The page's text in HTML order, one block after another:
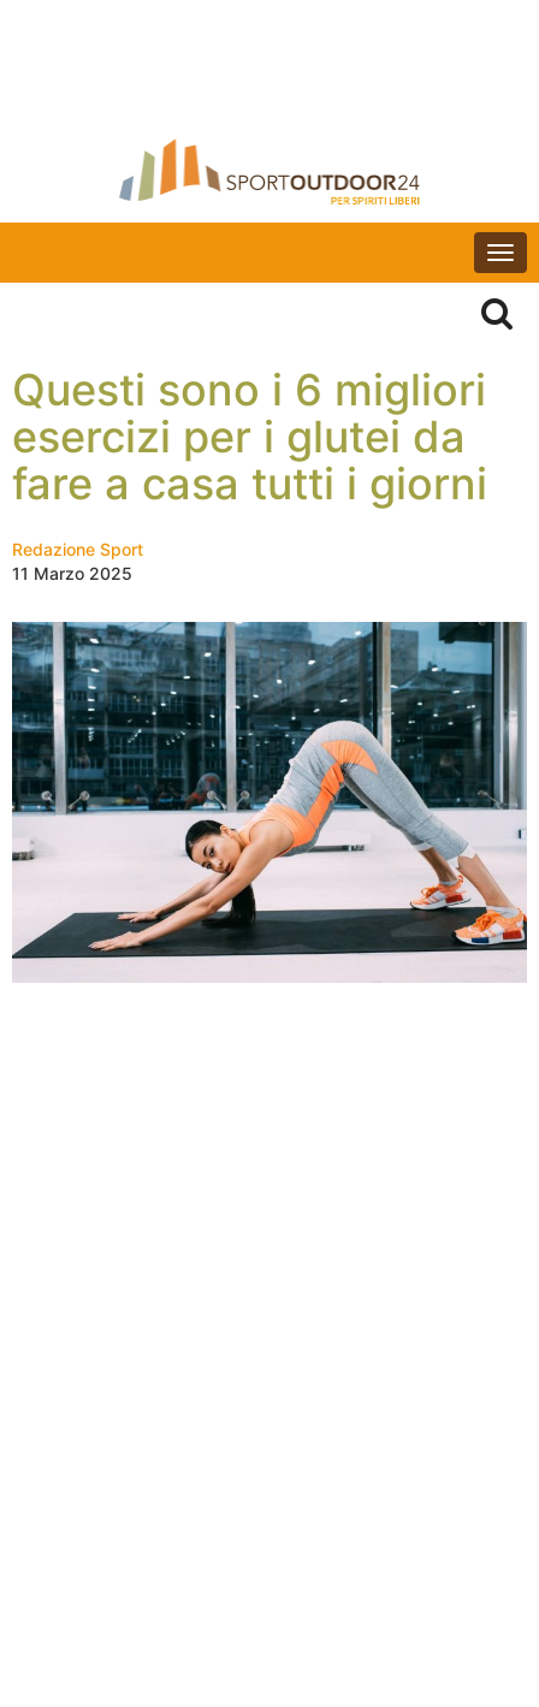
Questi sono i 6 migliori
esercizi per i glutei da
fare a casa tutti i giorni
Redazione Sport
11 Marzo 2025